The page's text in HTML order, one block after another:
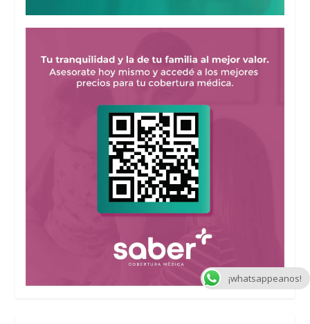
¡whatsappeanos!